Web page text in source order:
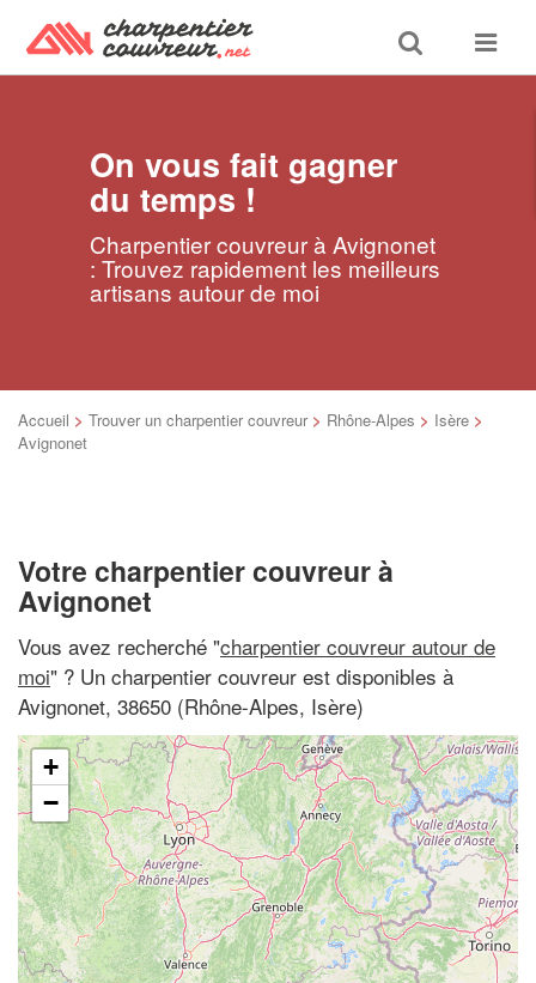
Toggle
search
Toggle
On vous fait gagner
du temps !
Charpentier couvreur à Avignonet
: Trouvez rapidement les meilleurs
artisans autour de moi
Accueil > Trouver un charpentier couvreur > Rhône-Alpes > Isère >
Avignonet
Votre charpentier couvreur à
Avignonet
Vous avez recherché "charpentier couvreur autour de
moi" ? Un charpentier couvreur est disponibles à
Avignonet, 38650 (Rhône-Alpes, Isère)
+
−